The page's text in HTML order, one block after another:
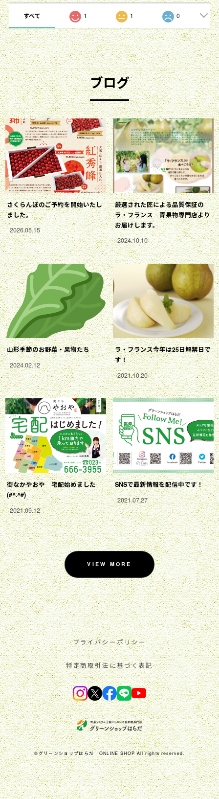
すべて 1 1 0
ブログ
さくらんぼのご予約を開始いたし
ました。
2026.05.15
厳選された匠による品質保証の
ラ・フランス 青果物専門店より
お届けします。
2024.10.10
山形季節のお野菜・果物たち
2024.02.12
ラ・フランス今年は25日解禁日で
す！
2021.10.20
街なかやおや 宅配始めました
(#^.^#)
2021.09.12
SNSで最新情報を配信中です！
2021.07.27
VIEW MORE
プライバシーポリシー
特定商取引法に基づく表記
©︎グリーンショップはらだ ONLINE SHOP All rights reserved.